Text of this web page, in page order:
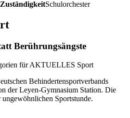
ZuständigkeitSchulorchester
Berührungsängste
für AKTUELLES Sport
Behindertensportverbands
der Leyen-Gymnasium Station. Die
Sportstunde.